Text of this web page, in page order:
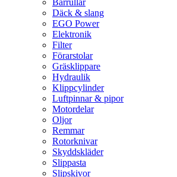
Bärrullar
Däck & slang
EGO Power
Elektronik
Filter
Förarstolar
Gräsklippare
Hydraulik
Klippcylinder
Luftpinnar & pipor
Motordelar
Oljor
Remmar
Rotorknivar
Skyddskläder
Slippasta
Slipskivor